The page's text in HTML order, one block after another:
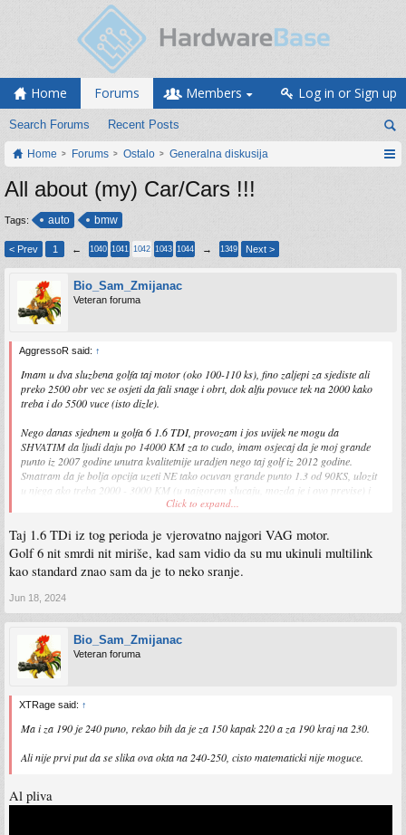
Home Forums
Search Forums Recent Posts
Members Log in or Sign up
Home Forums Ostalo Generalna diskusija
All about (my) Car/Cars !!!
Tags: auto bmw
< Prev 1 ← 1040 1041 1042 1043 1044 → 1349 Next >
Bio_Sam_Zmijanac
Veteran foruma
AggressoR said: ↑
Imam u dva sluzbena golfa taj motor (oko 100-110 ks), fino zaljepi za sjediste ali
preko 2500 obr vec se osjeti da fali snage i obrt, dok alfu povuce tek na 2000 kako
treba i do 5500 vuce (isto dizle).
Nego danas sjednem u golfa 6 1.6 TDI, provozam i jos uvijek ne mogu da
SHVATIM da ljudi daju po 14000 KM za to cudo, imam osjecaj da je moj grande
punto iz 2007 godine unutra kvalitetnije uradjen nego taj golf iz 2012 godine.
Smatram da je bolja opcija uzeti NE tako ocuvan grande punto 1.3 od 90KS, ulozit
u njega ako treba 2000 - 3000 KM (u najgorem slucaju, mozda je i ovo previse) i
dobit ce sigurno bolje auto, jeftinije.Click to expand...
Taj 1.6 TDi iz tog perioda je vjerovatno najgori VAG motor.
Golf 6 nit smrdi nit miriše, kad sam vidio da su mu ukinuli multilink
kao standard znao sam da je to neko sranje.
Jun 18, 2024
Bio_Sam_Zmijanac
Veteran foruma
XTRage said: ↑
Ma i za 190 je 240 puno, rekao bih da je za 150 kapak 220 a za 190 kraj na 230.
Ali nije prvi put da se slika ova okta na 240-250, cisto matematicki nije moguce.
Al pliva